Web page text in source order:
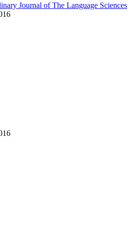
Journal of The Language Sciences